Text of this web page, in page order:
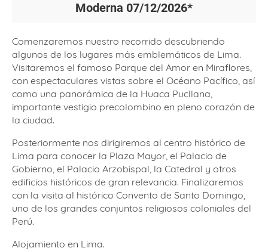
Moderna 07/12/2026*
Comenzaremos nuestro recorrido descubriendo
algunos de los lugares más emblemáticos de Lima.
Visitaremos el famoso Parque del Amor en Miraflores,
con espectaculares vistas sobre el Océano Pacífico, así
como una panorámica de la Huaca Pucllana,
importante vestigio precolombino en pleno corazón de
la ciudad.
Posteriormente nos dirigiremos al centro histórico de
Lima para conocer la Plaza Mayor, el Palacio de
Gobierno, el Palacio Arzobispal, la Catedral y otros
edificios históricos de gran relevancia. Finalizaremos
con la visita al histórico Convento de Santo Domingo,
uno de los grandes conjuntos religiosos coloniales del
Perú.
Alojamiento en Lima.